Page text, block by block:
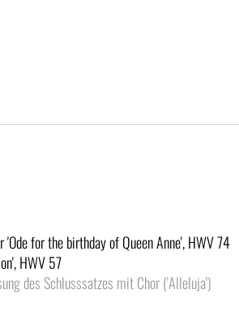
for the birthday of Queen Anne', HWV 74
HWV 57
des Schlusssatzes mit Chor ('Alleluja')